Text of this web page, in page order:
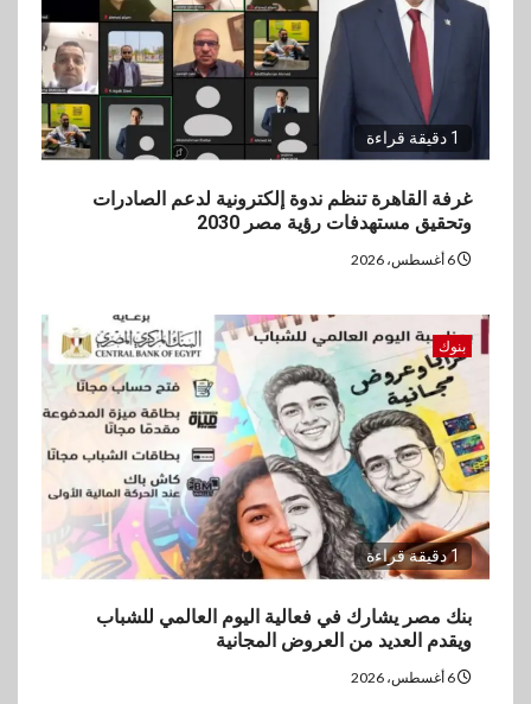
1 دقيقة قراءة
غرفة القاهرة تنظم ندوة إلكترونية لدعم الصادرات
وتحقيق مستهدفات رؤية مصر 2030
بنوك
1 دقيقة قراءة
بنك مصر يشارك في فعالية اليوم العالمي للشباب
ويقدم العديد من العروض المجانية